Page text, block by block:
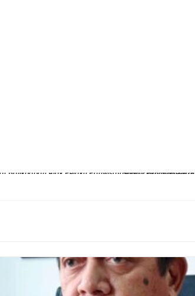
Disporapar Balikpapan Ajak Pelaku Pariwisata Dan Ekraf Sukseskan Sensus Ekonomi 2026